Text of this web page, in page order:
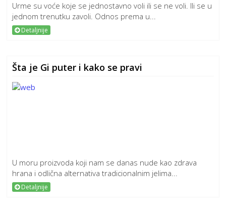
Urme su voće koje se jednostavno voli ili se ne voli. Ili se u
jednom trenutku zavoli. Odnos prema u...
Detaljnije
Šta je Gi puter i kako se pravi
U moru proizvoda koji nam se danas nude kao zdrava
hrana i odlična alternativa tradicionalnim jelima...
Detaljnije